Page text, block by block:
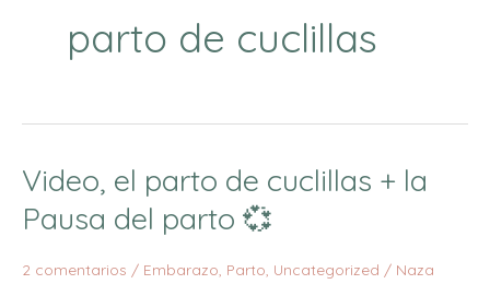
parto de cuclillas
Video, el parto de cuclillas + la
Pausa del parto 💞
2 comentarios / Embarazo, Parto, Uncategorized / Naza
Video,
parto